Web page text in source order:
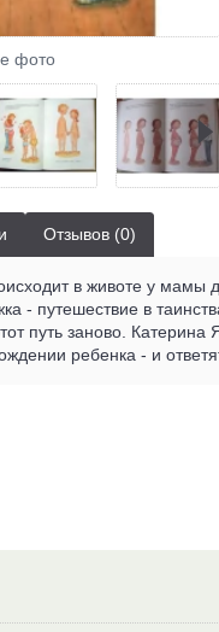
фото
Отзывов (0)
в животе у мамы
- путешествие в
путь заново.
ребенка - и